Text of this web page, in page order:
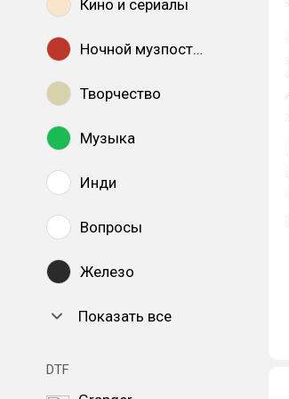
Кино и сериалы
Ночной музпостинг
Творчество
Музыка
Инди
Вопросы
Железо
Показать все
DTF